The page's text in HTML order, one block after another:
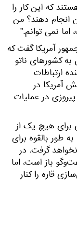
که این کار را
انجام دهند؟ من
نمی توانم."
آمریکا گفت که
به کشورهای ناتو
ارتباطات
آمریکا در
در عملیات
برای هیچ یک از
طور بالقوه برای
گرفت. در
باز است، اما
قاره را کنار